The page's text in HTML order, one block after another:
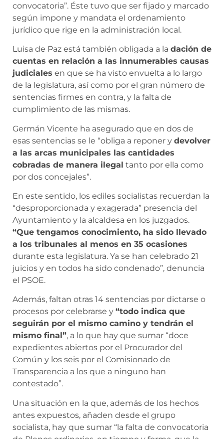
convocatoria”. Éste tuvo que ser fijado y marcado
según impone y mandata el ordenamiento
jurídico que rige en la administración local.
Luisa de Paz está también obligada a la dación de
cuentas en relación a las innumerables causas
judiciales en que se ha visto envuelta a lo largo
de la legislatura, así como por el gran número de
sentencias firmes en contra, y la falta de
cumplimiento de las mismas.
Germán Vicente ha asegurado que en dos de
esas sentencias se le “obliga a reponer y devolver
a las arcas municipales las cantidades
cobradas de manera ilegal tanto por ella como
por dos concejales”.
En este sentido, los ediles socialistas recuerdan la
“desproporcionada y exagerada” presencia del
Ayuntamiento y la alcaldesa en los juzgados.
“Que tengamos conocimiento, ha sido llevado
a los tribunales al menos en 35 ocasiones
durante esta legislatura. Ya se han celebrado 21
juicios y en todos ha sido condenado”, denuncia
el PSOE.
Además, faltan otras 14 sentencias por dictarse o
procesos por celebrarse y “todo indica que
seguirán por el mismo camino y tendrán el
mismo final”, a lo que hay que sumar “doce
expedientes abiertos por el Procurador del
Común y los seis por el Comisionado de
Transparencia a los que a ninguno han
contestado”.
Una situación en la que, además de los hechos
antes expuestos, añaden desde el grupo
socialista, hay que sumar “la falta de convocatoria